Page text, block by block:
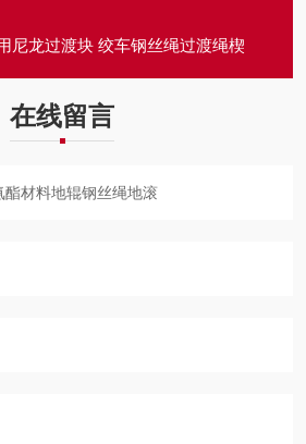
尼龙过渡块 绞车钢丝绳过渡绳楔
在线留言